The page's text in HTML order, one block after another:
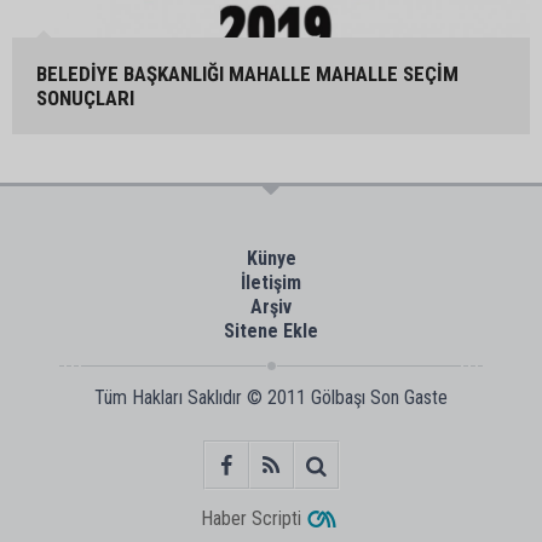
BELEDİYE BAŞKANLIĞI MAHALLE MAHALLE SEÇİM
SONUÇLARI
Künye
İletişim
Arşiv
Sitene Ekle
Tüm Hakları Saklıdır © 2011 Gölbaşı Son Gaste
Haber Scripti